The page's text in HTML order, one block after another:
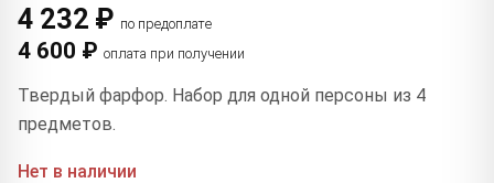
4 232 ₽ по предоплате
4 600 ₽ оплата при получении
Твердый фарфор. Набор для одной персоны из 4
предметов.
Нет в наличии